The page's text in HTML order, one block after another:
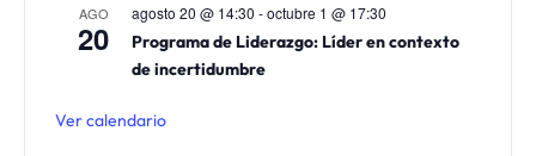
AGO
20
agosto 20 @ 14:30 -octubre 1 @ 17:30
Programa de Liderazgo: Líder en contexto
de incertidumbre
Ver calendario